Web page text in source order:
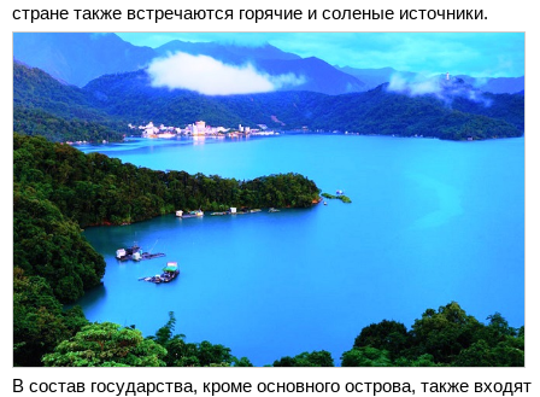
стране также встречаются горячие и соленые источники.
В состав государства, кроме основного острова, также входят